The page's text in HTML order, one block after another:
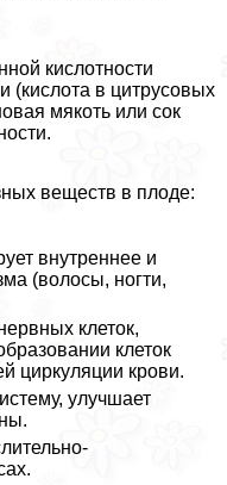
кислотности
(кислота в цитрусовых
мякоть или сок
веществ в плоде:
внутреннее и
(волосы, ногти,
клеток,
клеток
циркуляции крови.
улучшает